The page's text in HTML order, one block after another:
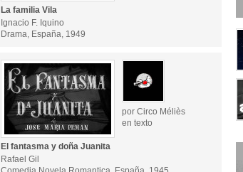
La familia Vila
Ignacio F. Iquino
Drama, España, 1949
por Circo Méliès
en texto
El fantasma y doña Juanita
Rafael Gil